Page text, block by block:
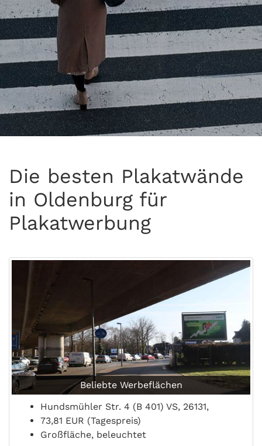
Die besten Plakatwände
in Oldenburg für
Plakatwerbung
Beliebte Werbeflächen
Hundsmühler Str. 4 (B 401) VS, 26131,
73,81 EUR (Tagespreis)
Großfläche, beleuchtet